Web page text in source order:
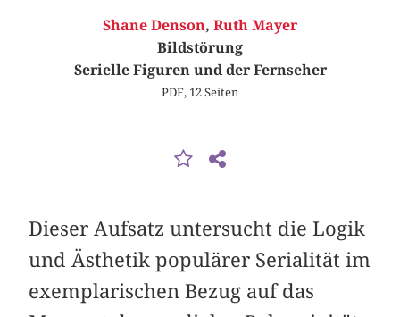
Shane Denson, Ruth Mayer
Bildstörung
Serielle Figuren und der Fernseher
PDF, 12 Seiten
Dieser Aufsatz untersucht die Logik
und Ästhetik populärer Serialität im
exemplarischen Bezug auf das